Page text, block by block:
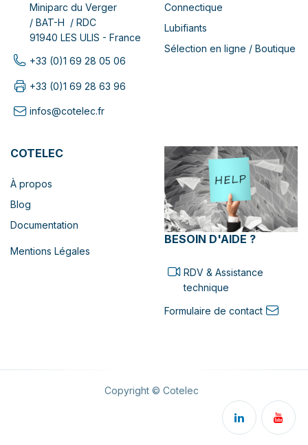
Miniparc du Verger
/ BAT-H / RDC
91940 LES ULIS - France
+33 (0)1 69 28 05 06
+33 (0)1 69 28 63 96
infos@cotelec.fr
Connectique
Lubifiants
Sélection en ligne / Boutique
COTELEC
À propos
Blog
Documentation
Mentions Légales
BESOIN D'AIDE ?
RDV & Assistance
technique
Formulaire de contact
Copyright © Cotelec